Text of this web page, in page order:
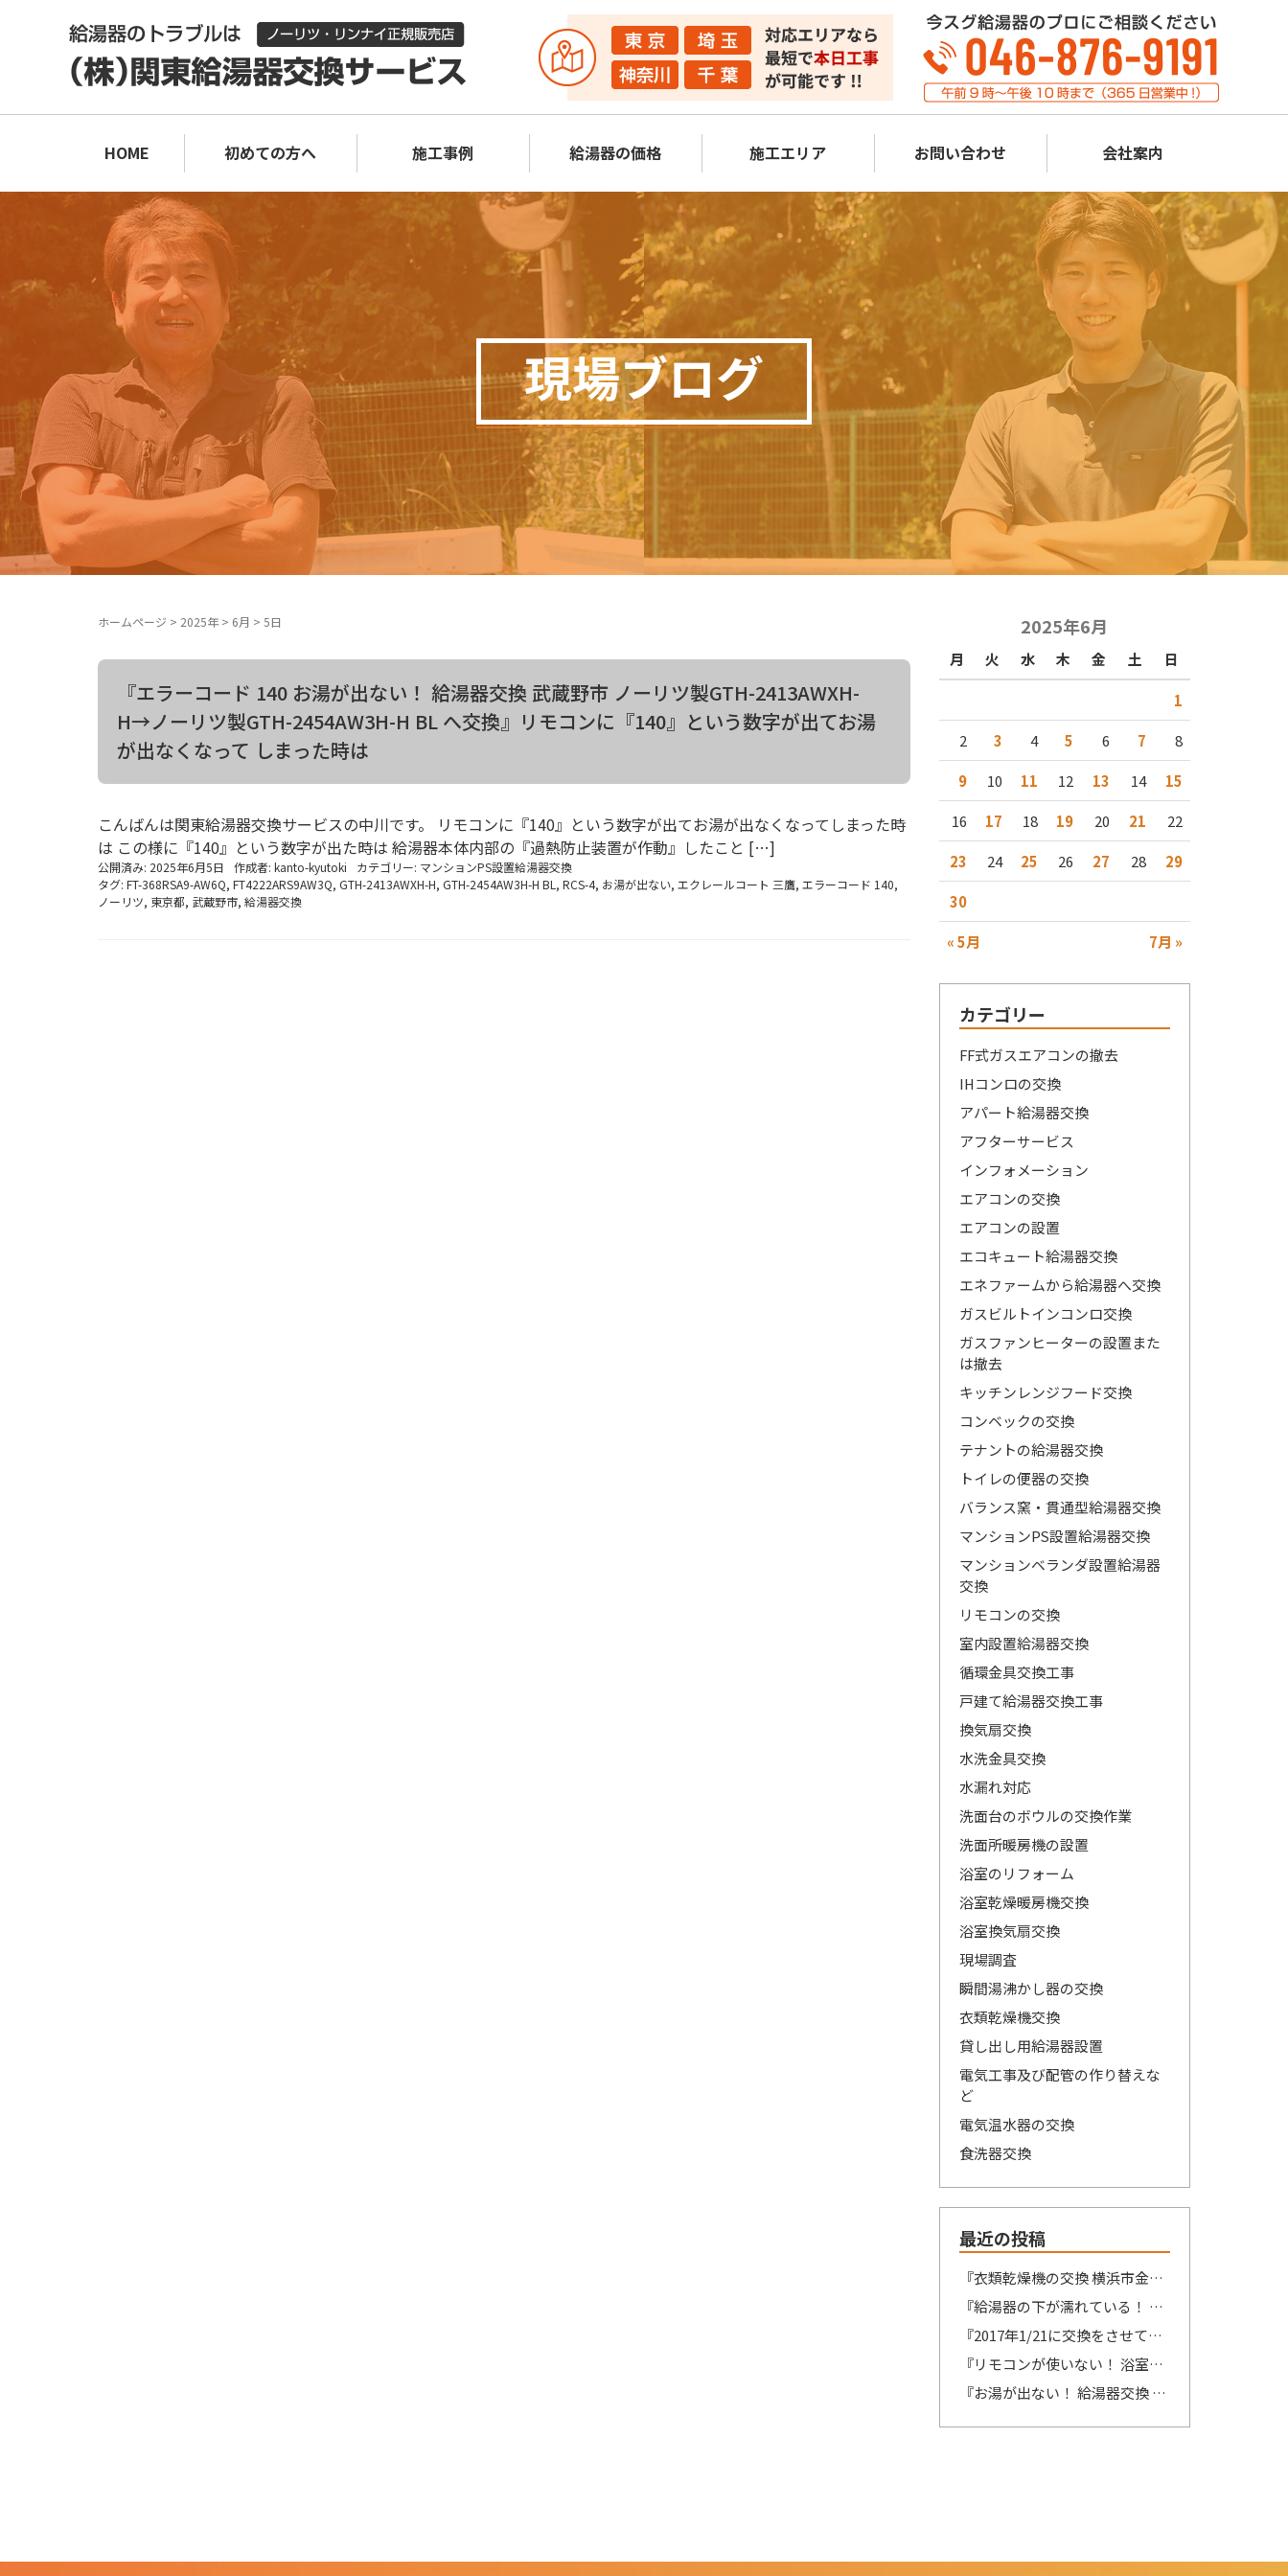
HOME 初めての方へ 施工事例 給湯器の価格 施工エリア お問い合わせ 会社案内
現場ブログ
ホームページ > 2025年> 6月 > 5日
『エラーコード 140 お湯が出ない！ 給湯器交換 武蔵野市 ノーリツ製GTH-2413AWXH-
H→ノーリツ製GTH-2454AW3H-H BL へ交換』リモコンに『140』という数字が出てお湯
が出なくなって しまった時は
こんばんは関東給湯器交換サービスの中川です。 リモコンに『140』という数字が出てお湯が出なくなってしまった時
は この様に『140』という数字が出た時は 給湯器本体内部の『過熱防止装置が作動』したこと […]
公開済み: 2025年6月5日 作成者: kanto-kyutoki カテゴリー: マンションPS設置給湯器交換
タグ: FT-368RSA9-AW6Q, FT4222ARS9AW3Q, GTH-2413AWXH-H, GTH-2454AW3H-H BL , RCS-4, お湯が出ない, エクレールコート 三鷹, エラーコード 140,
ノーリツ, 東京都, 武蔵野市, 給湯器交換
2025年6月
月 火 水 木 金 土 日
« 5月 7月 »
1
2
3 4 5 6 7
8
9
10 11 12 13 14
15
16
17 18 19 20 21
22
23
24 25 26 27 28
29
30
カテゴリー
FF式ガスエアコンの撤去
IHコンロの交換
アパート給湯器交換
アフターサービス
インフォメーション
エアコンの交換
エアコンの設置
エコキュート給湯器交換
エネファームから給湯器へ交換
ガスビルトインコンロ交換
ガスファンヒーターの設置また
は撤去
キッチンレンジフード交換
コンベックの交換
テナントの給湯器交換
トイレの便器の交換
バランス窯・貫通型給湯器交換
マンションPS設置給湯器交換
マンションベランダ設置給湯器
交換
リモコンの交換
室内設置給湯器交換
循環金具交換工事
戸建て給湯器交換工事
換気扇交換
水洗金具交換
水漏れ対応
洗面台のボウルの交換作業
洗面所暖房機の設置
浴室のリフォーム
浴室乾燥暖房機交換
浴室換気扇交換
現場調査
瞬間湯沸かし器の交換
衣類乾燥機交換
貸し出し用給湯器設置
電気工事及び配管の作り替えな
ど
電気温水器の交換
食洗器交換
最近の投稿
『衣類乾燥機の交換 横浜市金沢区 東京ガス/ナショナル製MA₋050₋ST→リンナイ製RDT-54S-SV へ交換』想像が出来ないですね・・・
『給湯器の下が濡れている！ 緊急対応 藤沢市』限界突破？？？
『2017年1/21に交換をさせていただいた大先輩からのSOS 鎌倉市』この週末は、少しゆっくり出来そうです！！！
『リモコンが使いない！ 浴室リモコンの交換 江東区 ノーリツ製リモコン RC-8201Sの交換』自然の驚異を感じますね。
『お湯が出ない！ 給湯器交換 松戸市 パロマ製PH-16CWQ4→リンナイ製RUX-A1616B(A)-E へ交換』ここの所、リモコンの不具合のご連絡を多くて驚きます。